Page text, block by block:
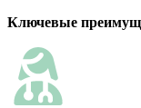
Ключевые